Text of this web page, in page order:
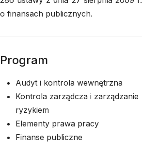
o finansach publicznych.
Program
Audyt i kontrola wewnętrzna
Kontrola zarządcza i zarządzanie
ryzykiem
Elementy prawa pracy
Finanse publiczne